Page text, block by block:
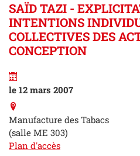
SAÏD TAZI -
INTENTIONS
COLLECTIVES DES
CONCEPTION
le 12 mars 2007
Manufacture des Tabacs
(salle ME 303)
Plan d'accès